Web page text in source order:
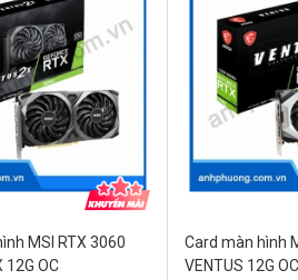
MSI RTX 3060
12G OC
Card màn hình
VENTUS 12G OC